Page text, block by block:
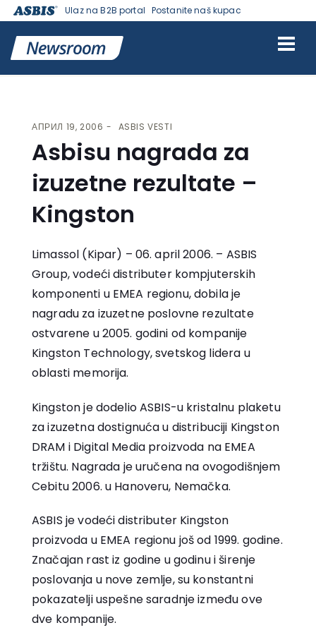
Ulaz na B2B portal Postanite naš kupac
IZUZETNE REZULTATE – KINGSTON
АПРИЛ 19, 2006 ASBIS VESTI
Asbisu nagrada za
izuzetne rezultate –
Kingston
Limassol (Kipar) – 06. april 2006. – ASBIS
Group, vodeći distributer kompjuterskih
komponenti u EMEA regionu, dobila je
nagradu za izuzetne poslovne rezultate
ostvarene u 2005. godini od kompanije
Kingston Technology, svetskog lidera u
oblasti memorija.
Kingston je dodelio ASBIS-u kristalnu plaketu
za izuzetna dostignuća u distribuciji Kingston
DRAM i Digital Media proizvoda na EMEA
tržištu. Nagrada je uručena na ovogodišnjem
Cebitu 2006. u Hanoveru, Nemačka.
ASBIS je vodeći distributer Kingston
proizvoda u EMEA regionu još od 1999. godine.
Značajan rast iz godine u godinu i širenje
poslovanja u nove zemlje, su konstantni
pokazatelji uspešne saradnje između ove
dve kompanije.